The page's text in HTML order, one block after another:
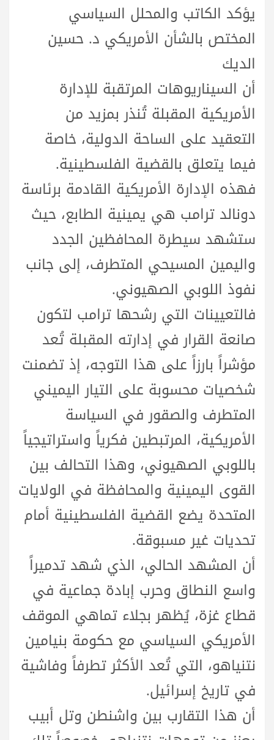
يؤكد الكاتب والمحلل السياسي
المختص بالشأن الأمريكي د. حسين
الديك
أن السيناريوهات المرتقبة للإدارة
الأمريكية المقبلة تُنذر بمزيد من
التعقيد على الساحة الدولية، خاصة
فيما يتعلق بالقضية الفلسطينية.
فهذه الإدارة الأمريكية القادمة برئاسة
دونالد ترامب هي يمينية الطابع، حيث
ستشهد سيطرة المحافظين الجدد
واليمين المسيحي المتطرف، إلى جانب
نفوذ اللوبي الصهيوني.
فالتعيينات التي رشحها ترامب لتكون
صانعة القرار في إدارته المقبلة تُعد
مؤشراً بارزاً على هذا التوجه، إذ تضمنت
شخصيات محسوبة على التيار اليميني
المتطرف والصقور في السياسة
الأمريكية، المرتبطين فكرياً واستراتيجياً
باللوبي الصهيوني، وهذا التحالف بين
القوى اليمينية والمحافظة في الولايات
المتحدة يضع القضية الفلسطينية أمام
تحديات غير مسبوقة.
أن المشهد الحالي، الذي شهد تدميراً
واسع النطاق وحرب إبادة جماعية في
قطاع غزة، يُظهر بجلاء تماهي الموقف
الأمريكي السياسي مع حكومة بنيامين
نتنياهو، التي تُعد الأكثر تطرفاً وفاشية
في تاريخ إسرائيل.
أن هذا التقارب بين واشنطن وتل أبيب